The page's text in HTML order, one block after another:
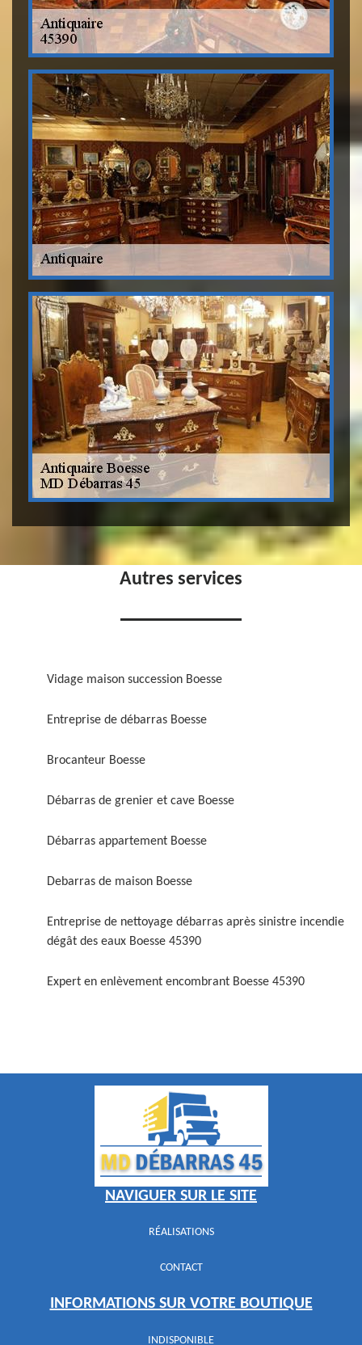
Autres services
Vidage maison succession Boesse
Entreprise de débarras Boesse
Brocanteur Boesse
Débarras de grenier et cave Boesse
Débarras appartement Boesse
Debarras de maison Boesse
Entreprise de nettoyage débarras après sinistre incendie
dégât des eaux Boesse 45390
Expert en enlèvement encombrant Boesse 45390
NAVIGUER SUR LE SITE
RÉALISATIONS
CONTACT
INFORMATIONS SUR VOTRE BOUTIQUE
INDISPONIBLE